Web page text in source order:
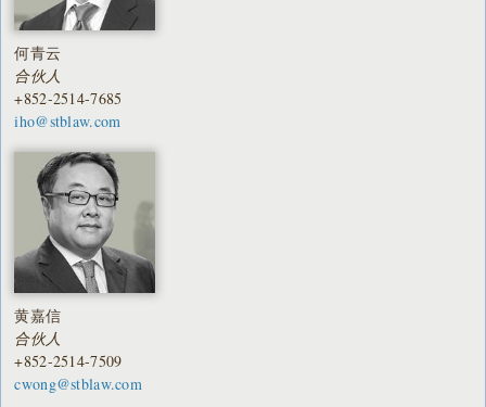
何青云
合伙人
+852-2514-7685
iho@stblaw.com
黄嘉信
合伙人
+852-2514-7509
cwong@stblaw.com